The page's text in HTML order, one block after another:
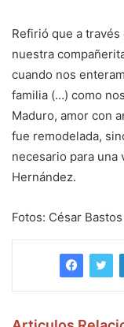
Refirió que a
nuestra
cuando nos
familia (…) como
Maduro, amor con
fue remodelada,
necesario para una
Hernández.
Fotos: César Bastos